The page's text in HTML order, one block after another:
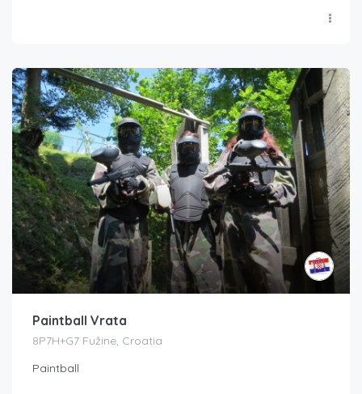
Paintball Vrata
8P7H+G7 Fužine, Croatia
Paintball